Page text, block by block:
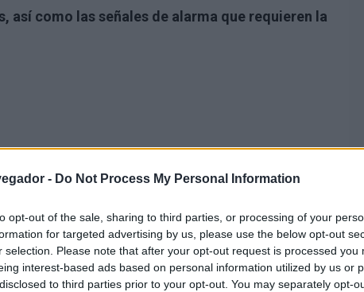
- Do Not Process My Personal Information
opt-out of the sale, sharing to third parties, or processing of your
for targeted advertising by us, please use the below opt-out
selection. Please note that after your opt-out request is processed you
interest-based ads based on personal information utilized by us or
to third parties prior to your opt-out. You may separately opt-
así como las señales de alarma que requieren la